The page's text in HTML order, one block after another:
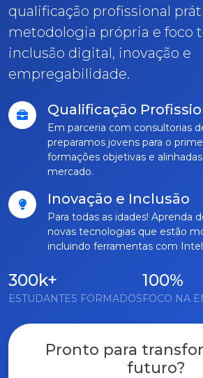
qualificação profissional
metodologia própria e foco
inclusão digital, inovação e
empregabilidade.
Qualificação
Em parceria com consultorias
preparamos jovens para o
formações objetivas e
mercado.
Inovação e Inclusão
Para todas as idades! Aprenda
novas tecnologias que estão
incluindo ferramentas com
300k+
ESTUDANTES FORMADOS
100%
FOCO NA
Pronto para
futuro?